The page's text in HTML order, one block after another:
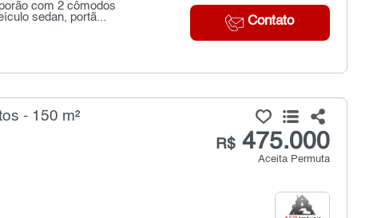
Contato
com 2 cômodos
sedan, portã...
- 150 m²
R$475.000
Aceita Permuta